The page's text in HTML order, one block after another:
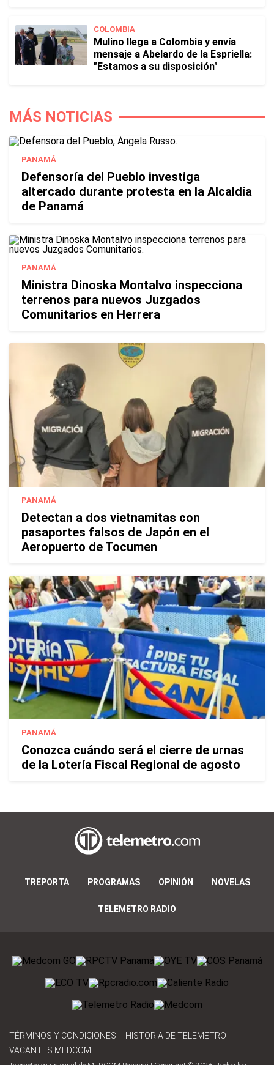
COLOMBIA
Mulino llega a Colombia y envía
mensaje a Abelardo de la Espriella:
"Estamos a su disposición"
MÁS NOTICIAS
PANAMÁ
Defensoría del Pueblo investiga
altercado durante protesta en la Alcaldía
de Panamá
PANAMÁ
Ministra Dinoska Montalvo inspecciona
terrenos para nuevos Juzgados
Comunitarios en Herrera
PANAMÁ
Detectan a dos vietnamitas con
pasaportes falsos de Japón en el
Aeropuerto de Tocumen
PANAMÁ
Conozca cuándo será el cierre de urnas
de la Lotería Fiscal Regional de agosto
TREPORTA PROGRAMAS OPINIÓN NOVELAS
TELEMETRO RADIO
TÉRMINOS Y CONDICIONES
HISTORIA DE TELEMETRO
VACANTES MEDCOM